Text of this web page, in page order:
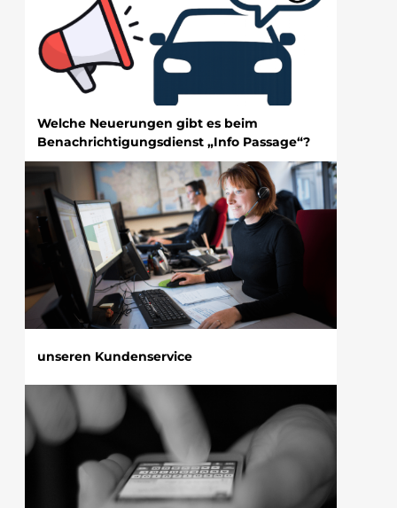
Welche Neuerungen gibt es beim
Benachrichtigungsdienst „Info Passage“?
unseren Kundenservice